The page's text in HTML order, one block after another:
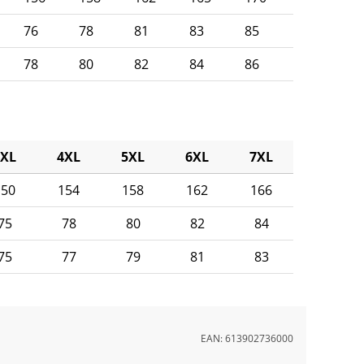
76 78 81 83
85
78 80 82 84 86
4XL 5XL 6XL
7XL
154 158 162
166
78 80 82
84
77 79 81 83
EAN:613902736000